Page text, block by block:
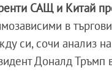
САЩ и Китай
в
си, сочи анализ
Доналд Тръмп